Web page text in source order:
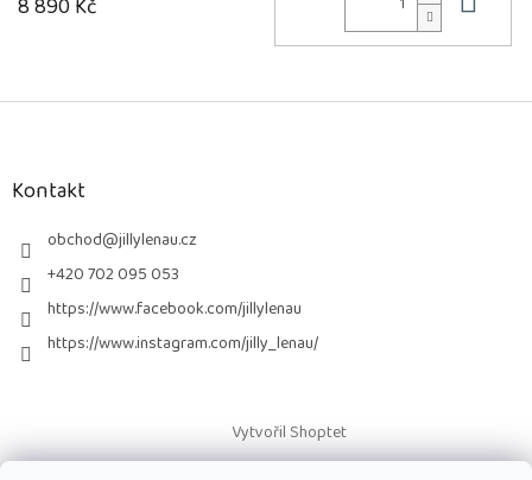
8 890 Kč
Z
Kontakt
obchod@jillylenau.cz
+420 702 095 053
https://www.facebook.com/jillylenau
https://www.instagram.com/jilly_lenau/
Vytvořil Shoptet